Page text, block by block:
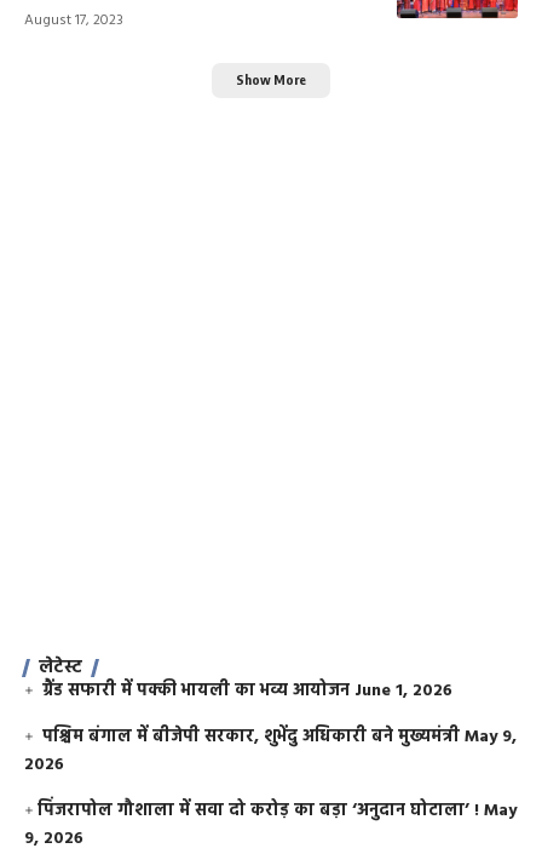
August 17, 2023
Show More
लेटेस्ट
ग्रैंड सफारी में पक्की भायली का भव्य आयोजन June 1, 2026
पश्चिम बंगाल में बीजेपी सरकार, शुभेंदु अधिकारी बने मुख्यमंत्रीMay 9,
2026
​पिंजरापोल गौशाला में सवा दो करोड़ का बड़ा ‘अनुदान घोटाला’ !May
9, 2026